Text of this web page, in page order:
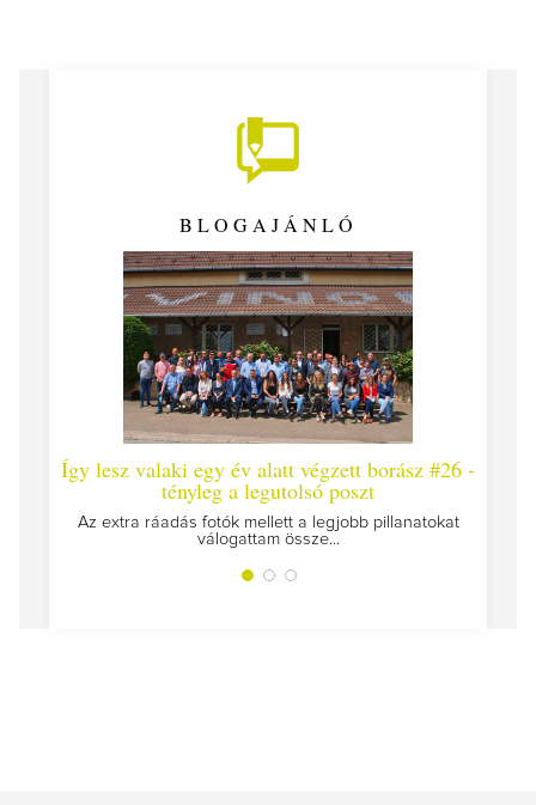
BLOGAJÁNLÓ
Így lesz valaki egy év alatt végzett borász #26 -
tényleg a legutolsó poszt
Az extra ráadás fotók mellett a legjobb pillanatokat
válogattam össze...
Így lesz